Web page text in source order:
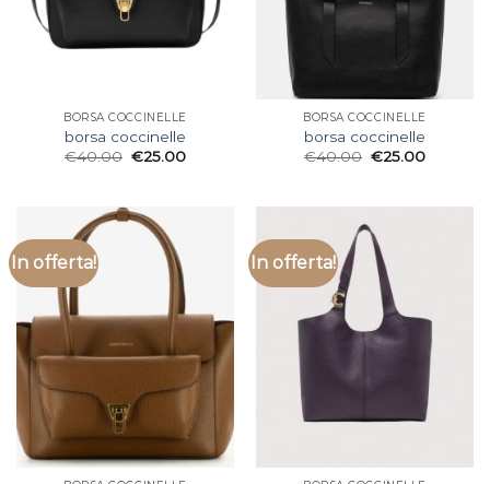
BORSA COCCINELLE
borsa coccinelle
€40.00 €25.00
BORSA COCCINELLE
borsa coccinelle
€40.00 €25.00
In offerta! In offerta!